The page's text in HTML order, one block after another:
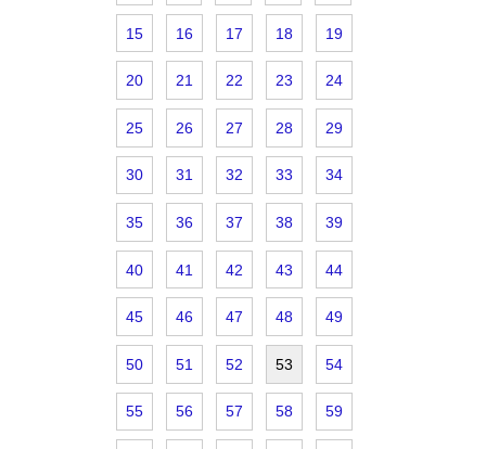
15 16 17 18 19
20 21 22 23 24
25 26 27 28 29
30 31 32 33 34
35 36 37 38 39
40 41 42 43 44
45 46 47 48 49
50 51 52 53 54
55 56 57 58 59